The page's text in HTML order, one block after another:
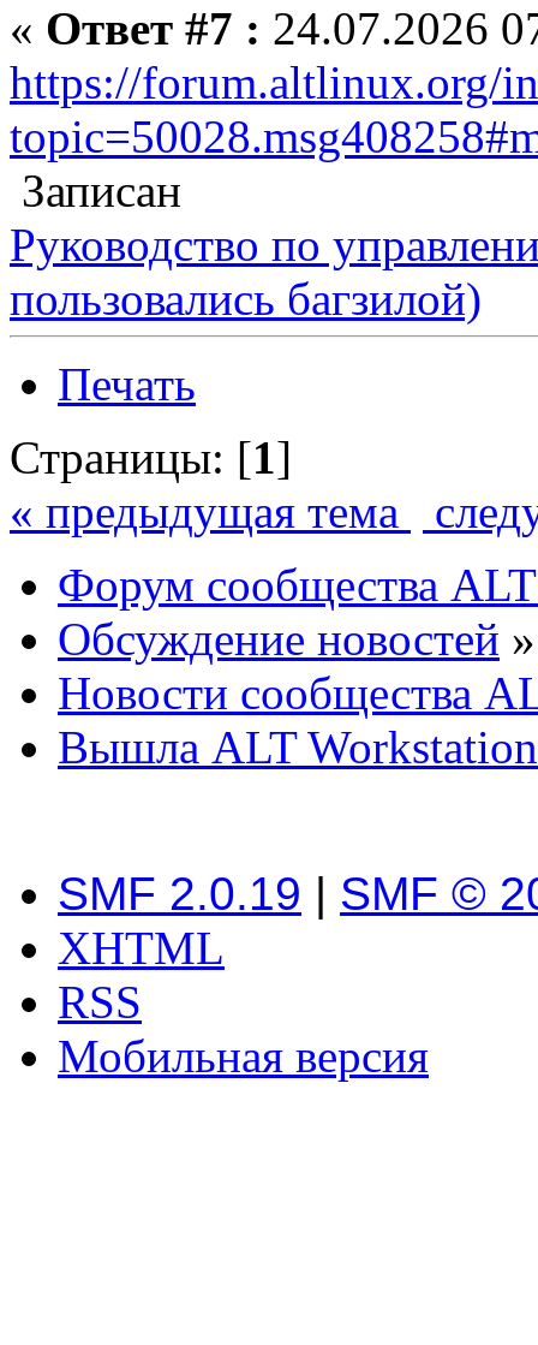
« Ответ #7 : 24.07.2026
https://forum.altlinux.org/
Записан
Руководство по
пользовались багзилой)
Печать
Страницы: [1]
« предыдущая тема
Форум сообщества
Обсуждение новостей »
Новости сообщества
Вышла ALT
SMF 2.0.19 | SMF ©
XHTML
RSS
Мобильная версия